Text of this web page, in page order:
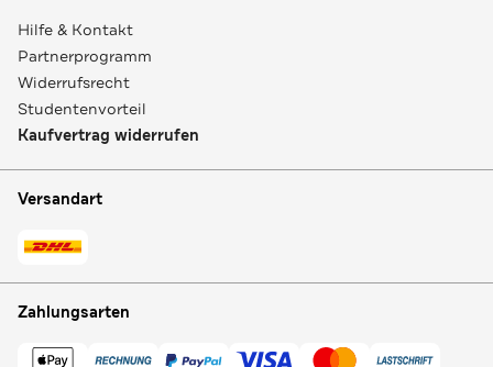
Hilfe & Kontakt
Partnerprogramm
Widerrufsrecht
Studentenvorteil
Kaufvertrag widerrufen
Versandart
Zahlungsarten